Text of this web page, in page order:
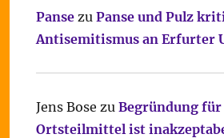
Pansezu Panse und Pulz
Antisemitismus an Erfurter
Jens Bose zu Begründung
Ortsteilmittel ist